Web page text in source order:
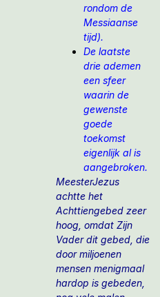
rondom de
Messiaanse
tijd).
De laatste
drie ademen
een sfeer
waarin de
gewenste
goede
toekomst
eigenlijk al is
aangebroken.
MeesterJezus
achtte het
Achttiengebed zeer
hoog, omdat Zijn
Vader dit gebed, die
door miljoenen
mensen menigmaal
hardop is gebeden,